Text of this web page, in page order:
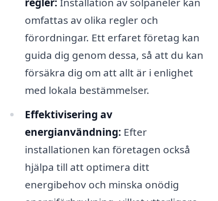
omfattas av olika regler och
förordningar. Ett erfaret företag kan
guida dig genom dessa, så att du kan
försäkra dig om att allt är i enlighet
med lokala bestämmelser.
Effektivisering av
energianvändning: Efter
installationen kan företagen också
hjälpa till att optimera ditt
energibehov och minska onödig